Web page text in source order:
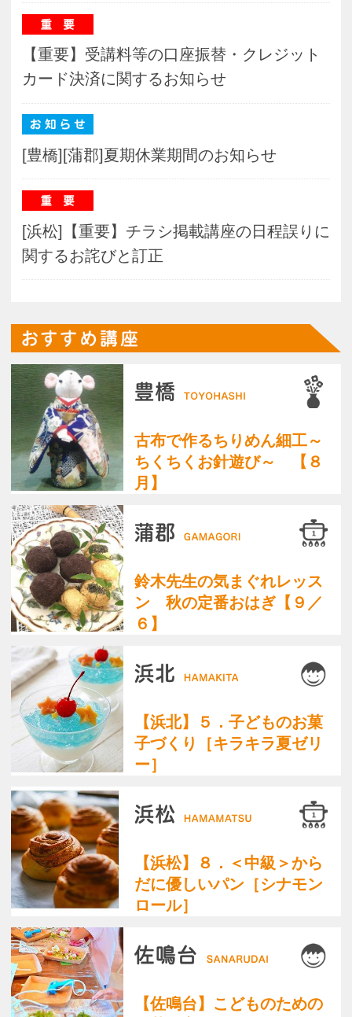
おすすめ講座
古布で作るちりめん細工～
ちくちくお針遊び～ 【８
月】
【浜松】８．＜中級＞から
だに優しいパン［シナモン
ロール］
【佐鳴台】こどものための
お花教室
【磐田】羊毛フェルト
【木曜クラス】
サーラカードでお支
払いいただくと受講
くらしときめきアカ
デミー浜松facebook
pagetop
お知らせ
くらしときめきアカデミー入会規約
会社概要
特商法
お問い合わせ
サイトマップ
Copyright(c) ACADEMY SALAENERGY